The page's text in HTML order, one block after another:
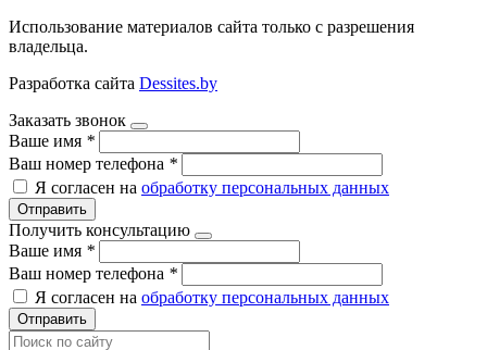
Использование материалов сайта только с разрешения
владельца.
Разработка сайта Dessites.by
Заказать звонок
Ваше имя *
Ваш номер телефона *
Я согласен на обработку персональных данных
Отправить
Получить консультацию
Ваше имя *
Ваш номер телефона *
Я согласен на обработку персональных данных
Отправить